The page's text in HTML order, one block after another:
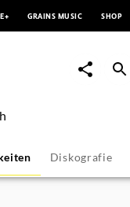
GRAINS MUSIC SHOP
Diskografie